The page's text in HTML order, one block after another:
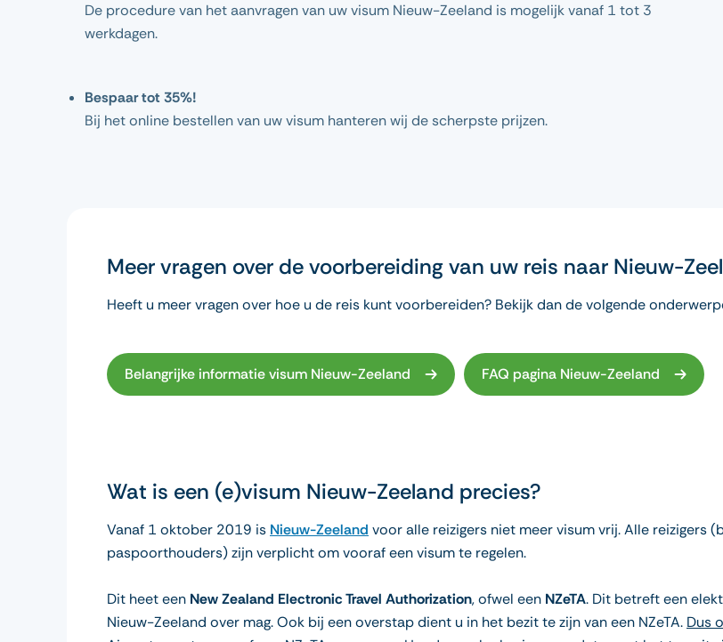
De procedure van het aanvragen van uw visum Nieuw-Zeeland is mogelijk vanaf 1 tot 3
werkdagen.
Bespaar tot 35%!
Bij het online bestellen van uw visum hanteren wij de scherpste prijzen.
Meer vragen over de voorbereiding van uw reis naar Nieuw-
Heeft u meer vragen over hoe u de reis kunt voorbereiden? Bekijk dan de volgende
Belangrijke informatie visum Nieuw-Zeeland FAQ pagina Nieuw-Zeeland
Wat is een (e)visum Nieuw-Zeeland precies?
Vanaf 1 oktober 2019 is Nieuw-Zeeland voor alle reizigers niet meer visum vrij. Alle reizigers
paspoorthouders) zijn verplicht om vooraf een visum te regelen.
Dit heet een New Zealand Electronic Travel Authorization, ofwel een NZeTA. Dit betreft een
Nieuw-Zeeland over mag. Ook bij een overstap dient u in het bezit te zijn van een NZeTA. Dus